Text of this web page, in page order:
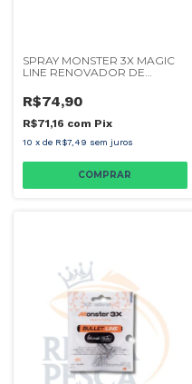
SPRAY MONSTER 3X MAGIC
LINE RENOVADOR DE
R$74,90
R$71,16 com Pix
10 x de R$7,49 sem juros